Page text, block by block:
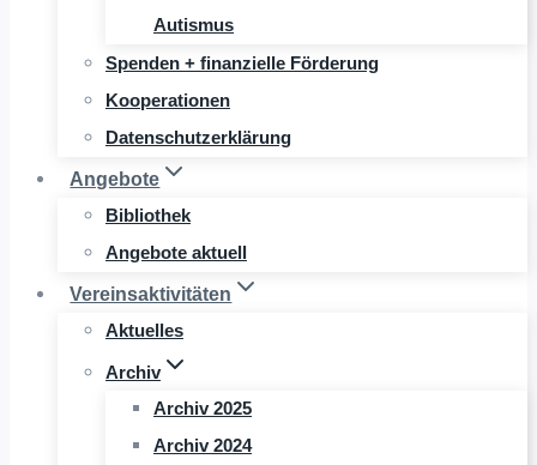
Autismus
Spenden + finanzielle Förderung
Kooperationen
Datenschutzerklärung
Angebote
Bibliothek
Angebote aktuell
Vereinsaktivitäten
Aktuelles
Archiv
Archiv 2025
Archiv 2024